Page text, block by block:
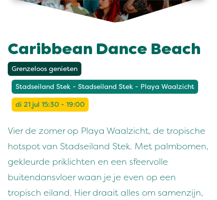
Caribbean Dance Beach
Grenzeloos genieten
Stadseiland Stek - Stadseiland Stek - Playa Waalzicht
di 21 jul 15:30 - 19:00
Vier de zomer op Playa Waalzicht, de tropische
hotspot van Stadseiland Stek. Met palmbomen,
gekleurde priklichten en een sfeervolle
buitendansvloer waan je je even op een
tropisch eiland. Hier draait alles om samenzijn,